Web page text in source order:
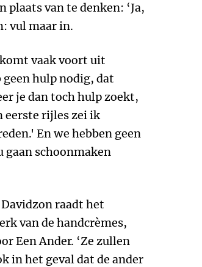
van te denken: ‘Ja,
vul maar in.
vaak voort uit
geen hulp nodig, dat
je dan toch hulp zoekt,
eerste rijles zei ik
En we hebben geen
schoonmaken
raadt het
van de handcrèmes,
Een Ander. ‘Ze zullen
in het geval dat de ander